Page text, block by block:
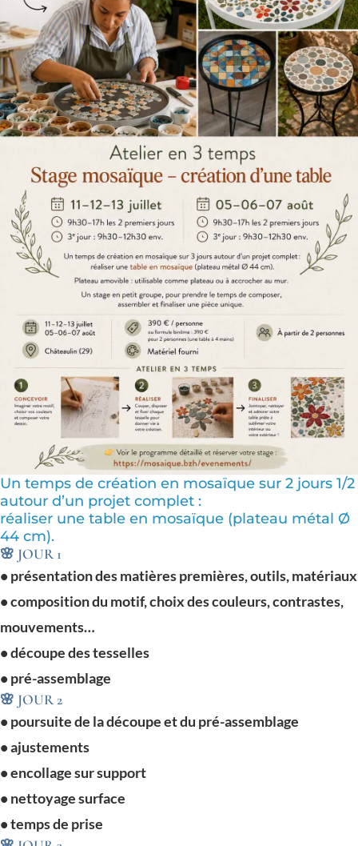
Un temps de création en mosaïque sur 2 jours 1/2
autour d’un projet complet :
réaliser une table en mosaïque (plateau métal Ø
44 cm).
🌸 JOUR 1
• présentation des matières premières, outils, matériaux
• composition du motif, choix des couleurs, contrastes,
mouvements…
• découpe des tesselles
• pré-assemblage
🌸 JOUR 2
• poursuite de la découpe et du pré-assemblage
• ajustements
• encollage sur support
• nettoyage surface
• temps de prise